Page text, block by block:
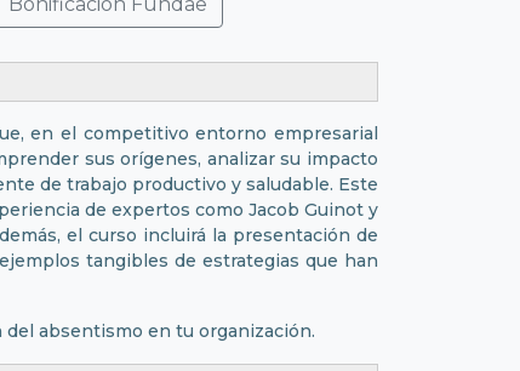
en el competitivo entorno empresarial
sus orígenes, analizar su impacto
de trabajo productivo y saludable. Este
de expertos como Jacob Guinot y
el curso incluirá la presentación de
tangibles de estrategias que han
absentismo en tu organización.